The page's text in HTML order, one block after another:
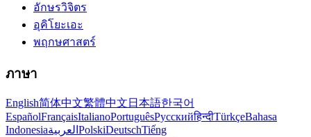
อักษรวิจิตร
อุคิโยะเอะ
พฤกษศาสตร์
ภาษา
English简体中文繁體中文 日本語한국어
EspañolFrançaisItalianoPortuguêsРусскийहिन्दीTürkçeBahasa
Indonesiaالعربية PolskiDeutschTiếng